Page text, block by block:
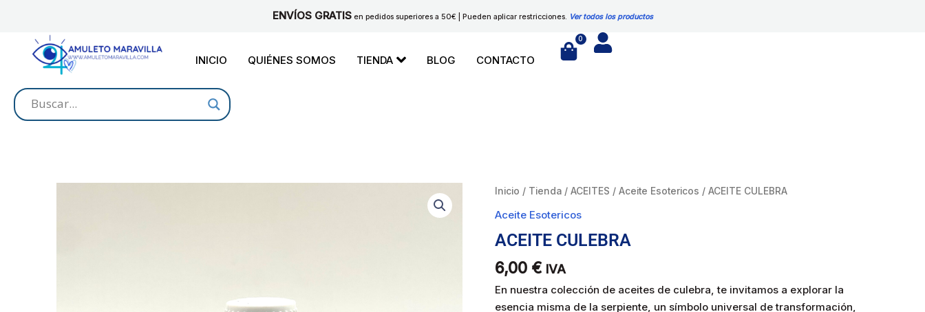
contenido
ENVÍOS GRATISen pedidos superiores a 50€ | Pueden aplicar restricciones. Ver todos los productos
INICIO QUIÉNES SOMOS TIENDA BLOG CONTACTO
0
Cart
Inicio / Tienda /ACEITES /Aceite Esotericos / ACEITE CULEBRA
Aceite Esotericos
ACEITE CULEBRA
6,00 € IVA
En nuestra colección de aceites de culebra, te invitamos a explorar la
esencia misma de la serpiente, un símbolo universal de transformación,
ACEITE
CULEBRA